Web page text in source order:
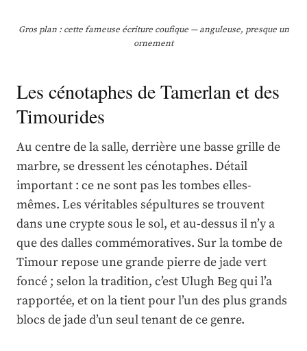
Gros plan : cette fameuse écriture coufique — anguleuse, presque un
ornement
Les cénotaphes de Tamerlan et des
Timourides
Au centre de la salle, derrière une basse grille de
marbre, se dressent les cénotaphes. Détail
important : ce ne sont pas les tombes elles-
mêmes. Les véritables sépultures se trouvent
dans une crypte sous le sol, et au-dessus il n’y a
que des dalles commémoratives. Sur la tombe de
Timour repose une grande pierre de jade vert
foncé ; selon la tradition, c’est Ulugh Beg qui l’a
rapportée, et on la tient pour l’un des plus grands
blocs de jade d’un seul tenant de ce genre.